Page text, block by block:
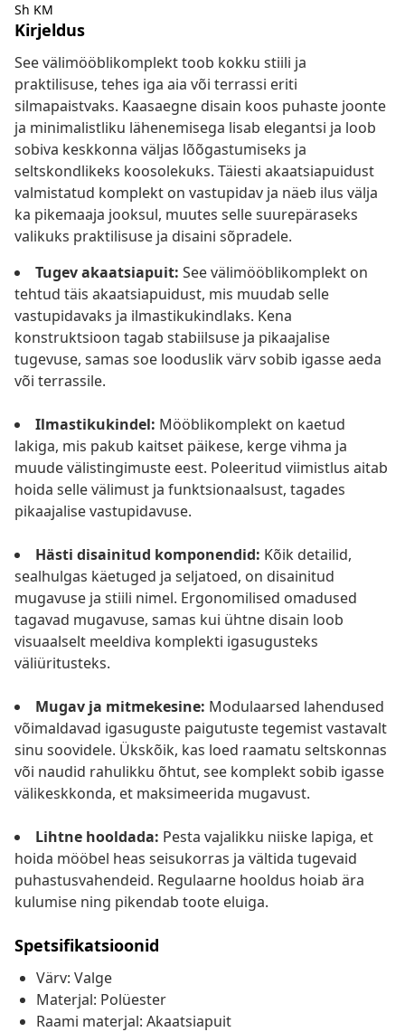
Sh KM
Kirjeldus
See välimööblikomplekt toob kokku stiili ja
praktilisuse, tehes iga aia või terrassi eriti
silmapaistvaks. Kaasaegne disain koos puhaste joonte
ja minimalistliku lähenemisega lisab elegantsi ja loob
sobiva keskkonna väljas lõõgastumiseks ja
seltskondlikeks koosolekuks. Täiesti akaatsiapuidust
valmistatud komplekt on vastupidav ja näeb ilus välja
ka pikemaaja jooksul, muutes selle suurepäraseks
valikuks praktilisuse ja disaini sõpradele.
Tugev akaatsiapuit: See välimööblikomplekt on
tehtud täis akaatsiapuidust, mis muudab selle
vastupidavaks ja ilmastikukindlaks. Kena
konstruktsioon tagab stabiilsuse ja pikaajalise
tugevuse, samas soe looduslik värv sobib igasse aeda
või terrassile.
Ilmastikukindel: Mööblikomplekt on kaetud
lakiga, mis pakub kaitset päikese, kerge vihma ja
muude välistingimuste eest. Poleeritud viimistlus aitab
hoida selle välimust ja funktsionaalsust, tagades
pikaajalise vastupidavuse.
Hästi disainitud komponendid: Kõik detailid,
sealhulgas käetuged ja seljatoed, on disainitud
mugavuse ja stiili nimel. Ergonomilised omadused
tagavad mugavuse, samas kui ühtne disain loob
visuaalselt meeldiva komplekti igasugusteks
väliüritusteks.
Mugav ja mitmekesine: Modulaarsed lahendused
võimaldavad igasuguste paigutuste tegemist vastavalt
sinu soovidele. Ükskõik, kas loed raamatu seltskonnas
või naudid rahulikku õhtut, see komplekt sobib igasse
välikeskkonda, et maksimeerida mugavust.
Lihtne hooldada: Pesta vajalikku niiske lapiga, et
hoida mööbel heas seisukorras ja vältida tugevaid
puhastusvahendeid. Regulaarne hooldus hoiab ära
kulumise ning pikendab toote eluiga.
Spetsifikatsioonid
Värv: Valge
Materjal: Polüester
Raami materjal: Akaatsiapuit